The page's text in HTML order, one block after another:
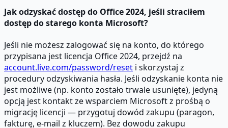
Jak odzyskać dostęp do Office 2024, jeśli straciłem
dostęp do starego konta Microsoft?
Jeśli nie możesz zalogować się na konto, do którego
przypisana jest licencja Office 2024, przejdź na
account.live.com/password/reset i skorzystaj z
procedury odzyskiwania hasła. Jeśli odzyskanie konta nie
jest możliwe (np. konto zostało trwale usunięte), jedyną
opcją jest kontakt ze wsparciem Microsoft z prośbą o
migrację licencji — przygotuj dowód zakupu (paragon,
fakturę, e-mail z kluczem). Bez dowodu zakupu